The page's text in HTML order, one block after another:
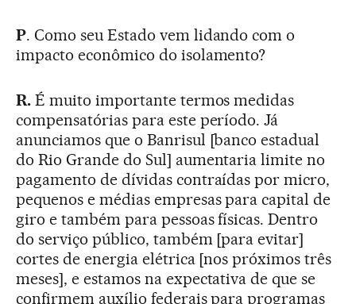
P. Como seu Estado vem lidando com o
impacto econômico do isolamento?
R. É muito importante termos medidas
compensatórias para este período. Já
anunciamos que o Banrisul [banco estadual
do Rio Grande do Sul] aumentaria limite no
pagamento de dívidas contraídas por micro,
pequenos e médias empresas para capital de
giro e também para pessoas físicas. Dentro
do serviço público, também [para evitar]
cortes de energia elétrica [nos próximos três
meses], e estamos na expectativa de que se
confirmem auxílio federais para programas